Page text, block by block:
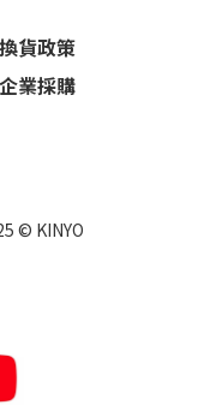
貨政策
企業採購
© KINYO